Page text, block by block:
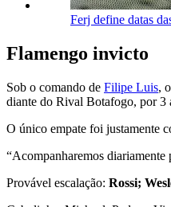
Ferj define datas
Flamengo invicto
Sob o comando de Filipe Luis,
diante do Rival Botafogo, por 3
O único empate foi justamente
“Acompanharemos diariamente
Provável escalação: Rossi;